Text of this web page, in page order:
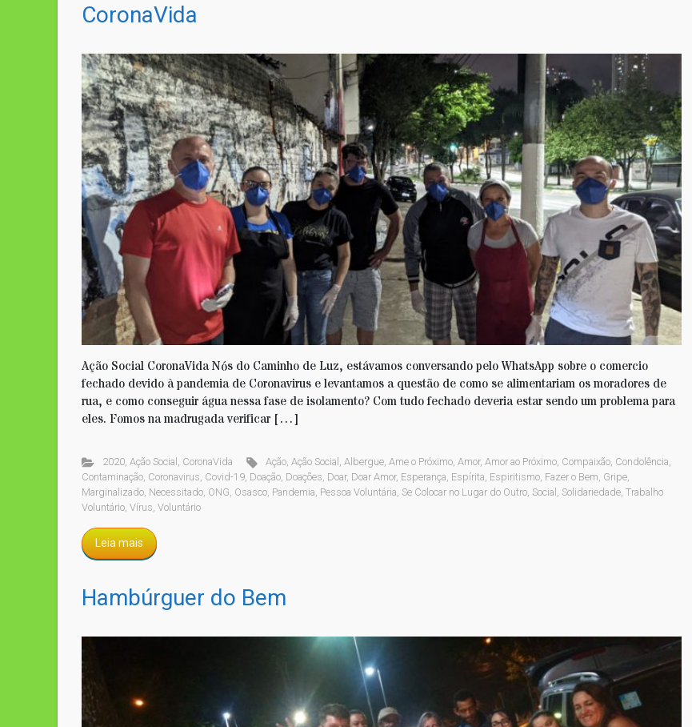
CoronaVida
Ação Social CoronaVida Nós do Caminho de Luz, estávamos conversando pelo WhatsApp sobre o comercio
fechado devido à pandemia de Coronavirus e levantamos a questão de como se alimentariam os moradores de
rua, e como conseguir água nessa fase de isolamento? Com tudo fechado deveria estar sendo um problema para
eles. Fomos na madrugada verificar […]
2020, Ação Social CoronaVida Ação ,Ação Social ,Albergue ,Ame o Próximo ,Amor,Amor ao Próximo Compaixão Condolência
Contaminação Coronavirus Covid-19 Doação Doações Doar, Doar Amor, Esperança Espírita Espiritismo Fazer o Bem Gripe
Marginalizado Necessitado ONG Osasco Pandemia Pessoa Voluntária Se Colocar no Lugar do Outro Social Solidariedade Trabalho
Voluntário Vírus Voluntário
Leia mais
Hambúrguer do Bem